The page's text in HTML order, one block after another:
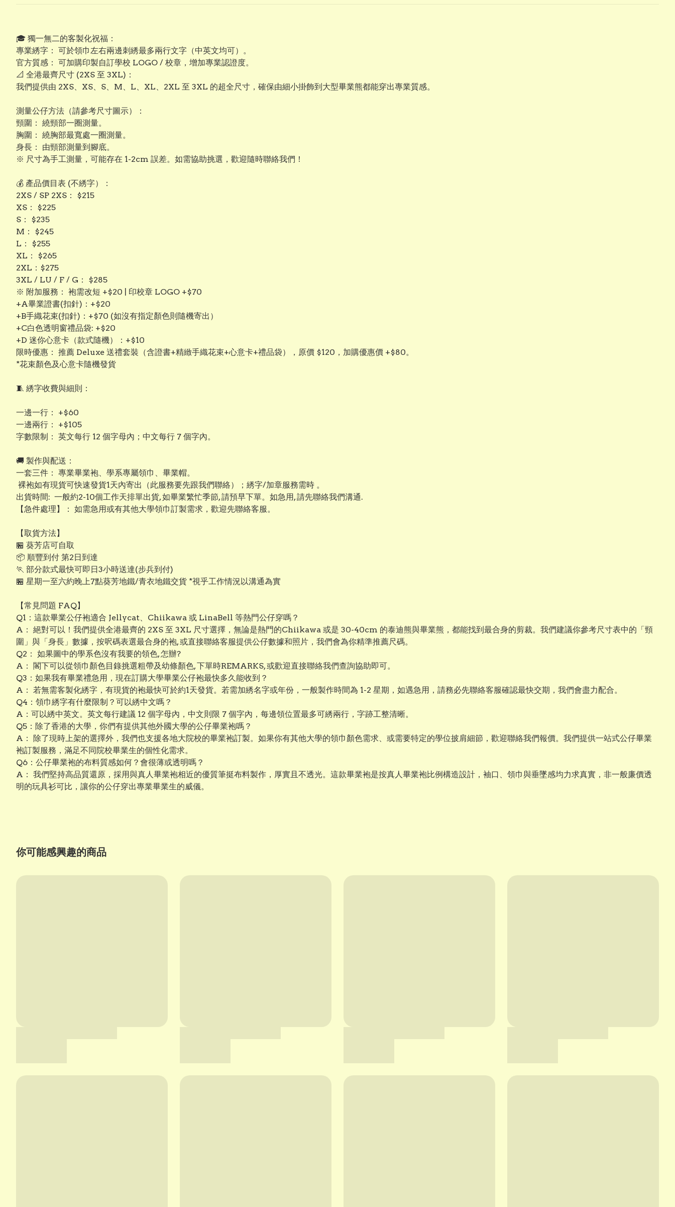
​🎓 獨一無二的客製化祝福：
專業綉字： 可於領巾左右兩邊刺綉最多兩行文字（中英文均可）。
​官方質感： 可加購印製自訂學校 LOGO / 校章，增加專業認證度。
​📐 全港最齊尺寸 (2XS 至 3XL)：
我們提供由 2XS、XS、S、M、L、XL、2XL 至 3XL 的超全尺寸，確保由細小掛飾到大型畢業熊都能穿出專業質感。
測量公仔方法（請參考尺寸圖示）：
頸圍： 繞頸部一圈測量。
​胸圍： 繞胸部最寬處一圈測量。
​身長： 由頸部測量到腳底。
※ 尺寸為手工測量，可能存在 1-2cm 誤差。如需協助挑選，歡迎隨時聯絡我們！
💰 產品價目表 (不綉字）：
​2XS / SP 2XS： $215
​XS： $225
​S： $235
​M： $245
​L： $255
​XL： $265
​2XL：$275
3XL / LU / F / G： $285
​※ 附加服務： 袍需改短 +$20 | 印校章 LOGO +$70
+A畢業證書(扣針)：+$20
+B手織花束(扣針)：+$70 (如沒有指定顏色則隨機寄出）
+C白色透明窗禮品袋: +$20
+D 迷你心意卡（款式隨機）：+$10
限時優惠： 推薦 Deluxe 送禮套裝（含證書+精緻手織花束+心意卡+禮品袋），原價 $120，加購優惠價 +$80。
*花束顏色及心意卡隨機發貨
​🧵 綉字收費與細則：
​一邊一行： +$60
​一邊兩行： +$105
​字數限制： 英文每行 12 個字母內；中文每行 7 個字內。
​​🚚 製作與配送：
​一套三件： 專業畢業袍、學系專屬領巾、畢業帽。
裸袍如有現貨可快速發貨1天內寄出（此服務要先跟我們聯絡）；綉字/加章服務需時 。
出貨時間: 一般約2-10個工作天排單出貨, 如畢業繁忙季節, 請預早下單。如急用, 請先聯絡我們溝通.
【​急件處理】： 如需急用或有其他大學領巾訂製需求，歡迎先聯絡客服。
【取貨方法】
🏪 葵芳店可自取
📦 順豐到付 第2日到達
🏃 部分款式最快可即日3小時送達(步兵到付)
🏪 星期一至六約晚上7點葵芳地鐵/青衣地鐵交貨 *視乎工作情況以溝通為實
【常見問題 FAQ】
Q1：這款畢業公仔袍適合 Jellycat、Chiikawa 或 LinaBell 等熱門公仔穿嗎？
A： 絕對可以！我們提供全港最齊的 2XS 至 3XL 尺寸選擇，無論是熱門的Chiikawa 或是 30-40cm 的泰迪熊與畢業熊，都能找到最合身的剪裁。我們建議你參考尺寸表中的「頸
圍」與「身長」數據，按呎碼表選最合身的袍, 或直接聯絡客服提供公仔數據和照片，我們會為你精準推薦尺碼。
Q2： 如果圖中的學系色沒有我要的領色, 怎辦?
A： 閣下可以從領巾顏色目錄挑選粗帶及幼條顏色, 下單時REMARKS, 或歡迎直接聯絡我們查詢協助即可。
Q3：如果我有畢業禮急用，現在訂購大學畢業公仔袍最快多久能收到？
A： 若無需客製化綉字，有現貨的袍最快可於約1天發貨。若需加綉名字或年份，一般製作時間為 1-2 星期，如遇急用，請務必先聯絡客服確認最快交期，我們會盡力配合。
Q4：領巾綉字有什麼限制？可以綉中文嗎？
A：可以綉中英文。英文每行建議 12 個字母內，中文則限 7 個字內，每邊領位置最多可綉兩行，字跡工整清晰。
Q5：除了香港的大學，你們有提供其他外國大學的公仔畢業袍嗎？
A： 除了現時上架的選擇外，我們也支援各地大院校的畢業袍訂製。如果你有其他大學的領巾顏色需求、或需要特定的學位披肩細節，歡迎聯絡我們報價。我們提供一站式公仔畢業
袍訂製服務，滿足不同院校畢業生的個性化需求。
Q6：公仔畢業袍的布料質感如何？會很薄或透明嗎？
A： 我們堅持高品質還原，採用與真人畢業袍相近的優質筆挺布料製作，厚實且不透光。這款畢業袍是按真人畢業袍比例構造設計，袖口、領巾與垂墜感均力求真實，非一般廉價透
明的玩具衫可比，讓你的公仔穿出專業畢業生的威儀。
你可能感興趣的商品